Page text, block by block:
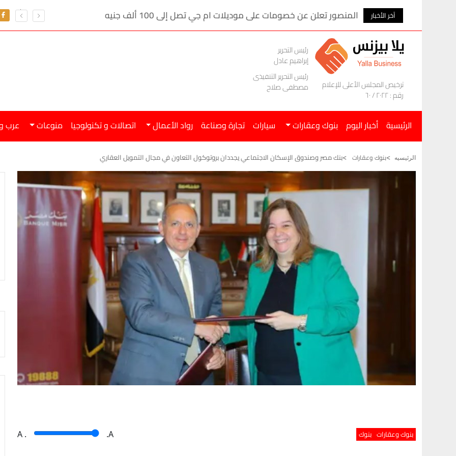
آخر الأخبار المنصور تعلن عن خصومات على موديلات ام جي تصل إلى 100 ألف جنيه
ترخيص المجلس الأعلى للإعلام
رقم : ٢٠٢٢ / ٦٠
رئيس التحرير
إبراهيم عادل
رئيس التحرير التنفيذى
مصطفى صلاح
الرئيسية أخبار اليوم بنوك وعقارات سيارات تجارة وصناعة رواد الأعمال اتصالات و تكنولوجيا منوعات عرب
الرئيسيه بنوك وعقارات بنك مصر وصندوق الإسكان الاجتماعي يجددان بروتوكول التعاون في مجال التمويل العقاري
بنوك وعقارات بنوك A . .A